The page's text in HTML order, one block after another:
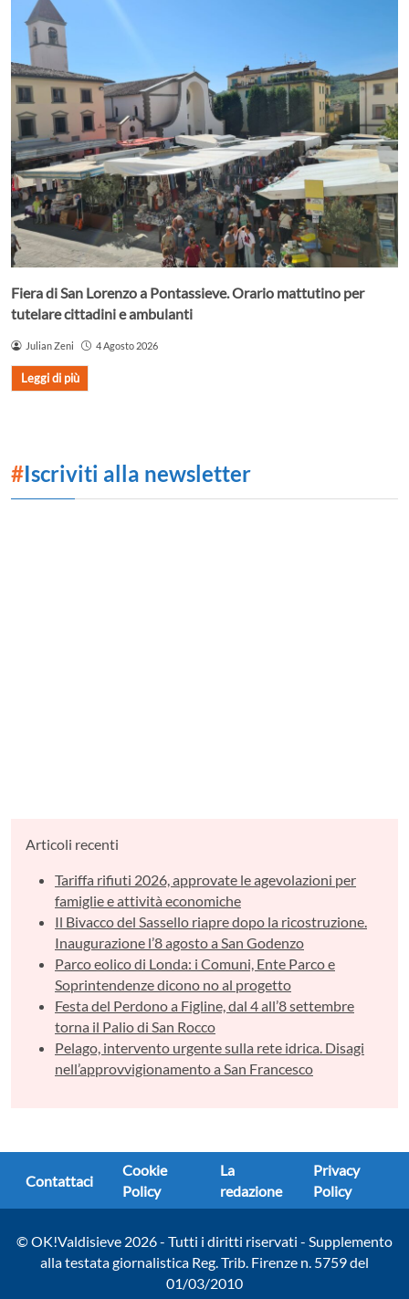
Fiera di San Lorenzo a Pontassieve. Orario mattutino per
tutelare cittadini e ambulanti
Julian Zeni 4 Agosto 2026
Leggi di più
#Iscriviti alla newsletter
Articoli recenti
Tariffa rifiuti 2026, approvate le agevolazioni per
famiglie e attività economiche
Il Bivacco del Sassello riapre dopo la ricostruzione.
Inaugurazione l’8 agosto a San Godenzo
Parco eolico di Londa: i Comuni, Ente Parco e
Soprintendenze dicono no al progetto
Festa del Perdono a Figline, dal 4 all’8 settembre
torna il Palio di San Rocco
Pelago, intervento urgente sulla rete idrica. Disagi
nell’approvvigionamento a San Francesco
Contattaci
Cookie
Policy
La
redazione
Privacy
Policy
© OK!Valdisieve 2026 - Tutti i diritti riservati - Supplemento
alla testata giornalistica Reg. Trib. Firenze n. 5759 del
01/03/2010